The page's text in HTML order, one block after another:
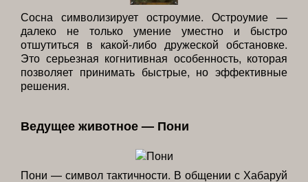
Сосна символизирует остроумие. Остроумие —
далеко не только умение уместно и быстро
отшутиться в какой-либо дружеской обстановке.
Это серьезная когнитивная особенность, которая
позволяет принимать быстрые, но эффективные
решения.
Ведущее животное — Пони
Пони — символ тактичности. В общении с Хабаруй